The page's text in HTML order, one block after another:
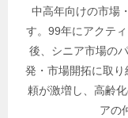
中高年向けの市場
す。99年にアクテ
後、シニア市場の
発・市場開拓に取
頼が激増し、高齢
アの